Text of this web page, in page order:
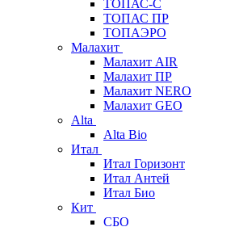
ТОПАС-С
ТОПАС ПР
ТОПАЭРО
Малахит
Малахит AIR
Малахит ПР
Малахит NERO
Малахит GEO
Alta
Alta Bio
Итал
Итал Горизонт
Итал Антей
Итал Био
Кит
СБО